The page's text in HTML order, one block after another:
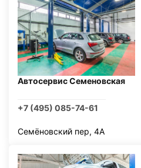
Автосервис Семеновская
+7 (495) 085-74-61
Семёновский пер, 4А